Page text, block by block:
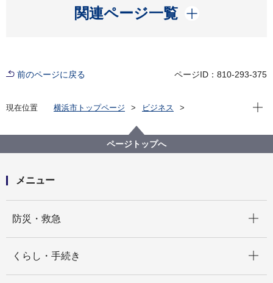
関連ページ一覧
開く
前のページに戻る ページID：810-293-375
現在位置 横浜市トップページ
ビジネス
横浜市中央卸売市場の再編・機能強化
現在
ページトップへ
メニュー
防災・救急
くらし・手続き